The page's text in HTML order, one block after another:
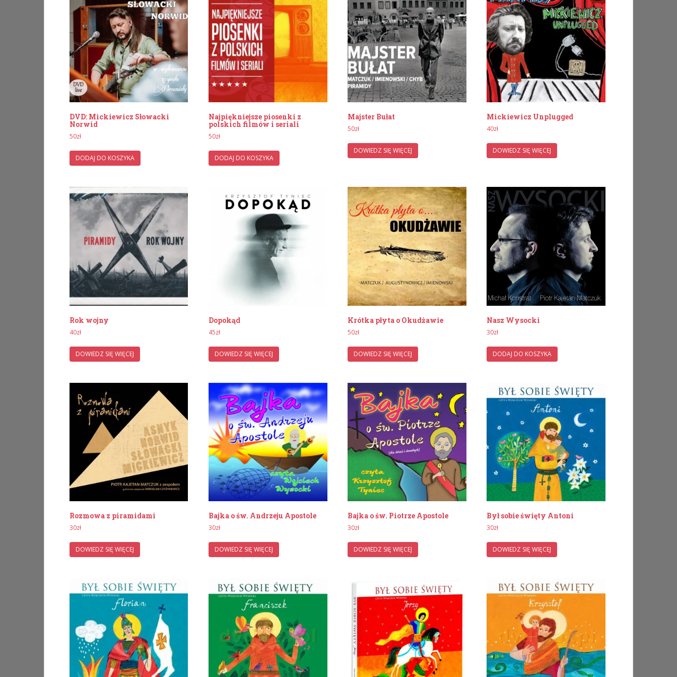
DVD: Mickiewicz Słowacki
Norwid
50zł
DODAJ DO KOSZYKA
Najpiękniejsze piosenki z
polskich filmów i seriali
50zł
DODAJ DO KOSZYKA
Majster Bułat
50zł
DOWIEDZ SIĘ WIĘCEJ
Mickiewicz Unplugged
40zł
DOWIEDZ SIĘ WIĘCEJ
Rok wojny
40zł
DOWIEDZ SIĘ WIĘCEJ
Dopokąd
45zł
DOWIEDZ SIĘ WIĘCEJ
Krótka płyta o Okudżawie
50zł
DOWIEDZ SIĘ WIĘCEJ
Nasz Wysocki
30zł
DODAJ DO KOSZYKA
Rozmowa z piramidami
30zł
DOWIEDZ SIĘ WIĘCEJ
Bajka o św. Andrzeju Apostole
30zł
DOWIEDZ SIĘ WIĘCEJ
Bajka o św. Piotrze Apostole
30zł
DOWIEDZ SIĘ WIĘCEJ
Był sobie święty Antoni
30zł
DOWIEDZ SIĘ WIĘCEJ